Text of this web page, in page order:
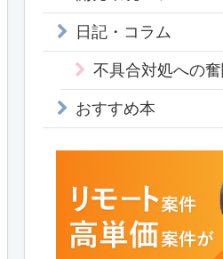
日記・コラム
不具合対処への奮
おすすめ本